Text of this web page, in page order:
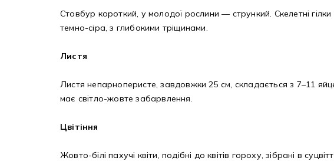
Стовбур короткий, у молодої рослини — стрункий. Скелетні
темно-сіра, з глибокими тріщинами.
Листя
Листя непарноперисте, завдовжки 25 см, складається з 7–11
має світло-жовте забарвлення.
Цвітіння
Жовто-білі пахучі квіти, подібні до квітів гороху, зібрані в